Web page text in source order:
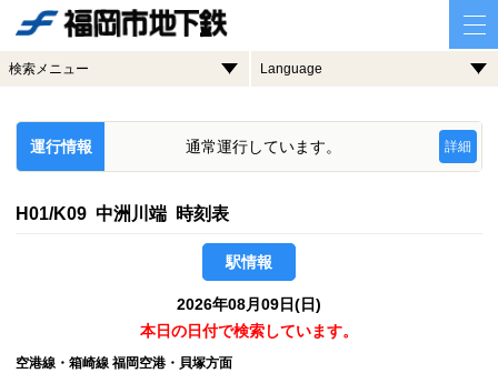
検索メニュー Language
運行情報 通常運行しています。 詳細
H01/K09 中洲川端 時刻表
駅情報
2026年08月09日(日)
本日の日付で検索しています。
空港線・箱崎線 福岡空港・貝塚方面